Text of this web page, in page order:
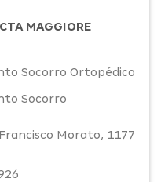
MAGGIORE
Socorro Ortopédico
Socorro
Morato, 1177